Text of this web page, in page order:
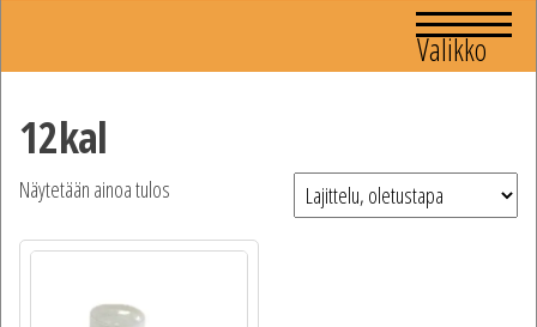
Valikko
12kal
Näytetään ainoa tulos